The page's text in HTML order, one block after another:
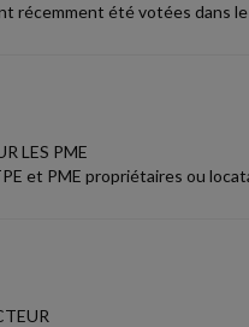
récemment été votées dans
LES PME
et PME propriétaires ou